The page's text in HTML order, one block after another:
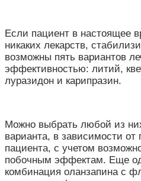
Если пациент в настоящее
никаких лекарств,
возможны пять вариантов
эффективностью: литий,
луразидон и карипразин.
Можно выбрать любой из
варианта, в зависимости от
пациента, с учетом
побочным эффектам. Еще
комбинация оланзапина с